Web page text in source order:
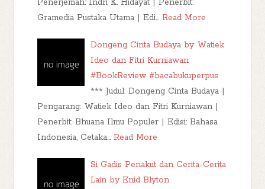
Penerjemah: Indri K. Hidayat | Penerbit:
Gramedia Pustaka Utama | Edi… Read More
Dongeng Cinta Budaya by Watiek
Ideo dan Fitri Kurniawan
#BookReview #bacabukuperpus
*** Judul: Dongeng Cinta Budaya |
Pengarang: Watiek Ideo dan Fitri Kurniawan |
Penerbit: Bhuana Ilmu Populer | Edisi: Bahasa
Indonesia, Cetaka… Read More
Si Gadis Penakut dan Cerita-Cerita
Lain by Enid Blyton